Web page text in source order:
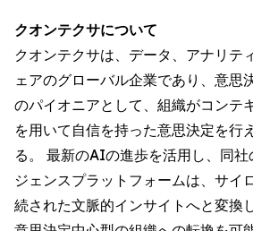
クオンテクサについて
クオンテクサは、データ、アナリテ
ェアのグローバル企業であり、意思
のパイオニアとして、組織がコンテ
を用いて自信を持った意思決定を行
る。 最新のAIの進歩を活用し、同社
ジェンスプラットフォームは、サイ
続された文脈的インサイトへと変換